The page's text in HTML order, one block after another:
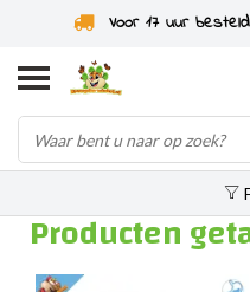
Voor 17 uur
Producten